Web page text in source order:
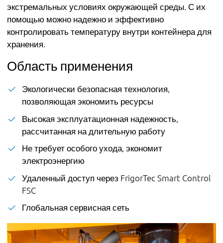
экстремальных условиях окружающей среды. С их
помощью можно надежно и эффективно
контролировать температуру внутри контейнера для
хранения.
Область применения
Экологически безопасная технология,
позволяющая экономить ресурсы
Высокая эксплуатационная надежность,
рассчитанная на длительную работу
Не требует особого ухода, экономит
электроэнергию
Удаленный доступ через FrigorTec Smart Control
FSC
Глобальная сервисная сеть